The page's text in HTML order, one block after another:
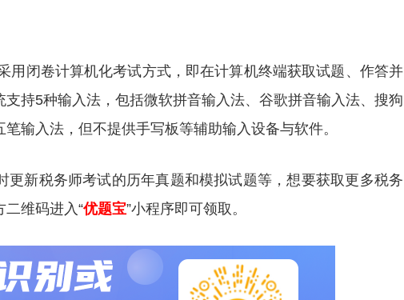
用闭卷计算机化考试方式，即在计算机终端获取试题、作答并
持5种输入法，包括微软拼音输入法、谷歌拼音输入法、搜狗
输入法，但不提供手写板等辅助输入设备与软件。
更新税务师考试的历年真题和模拟试题等，想要获取更多税务
维码进入“优题宝”小程序即可领取。